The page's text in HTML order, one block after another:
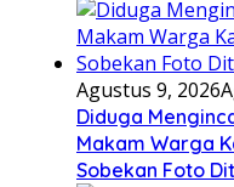
Agustus 9, 2026
Diduga
Makam Warga
Sobekan Foto